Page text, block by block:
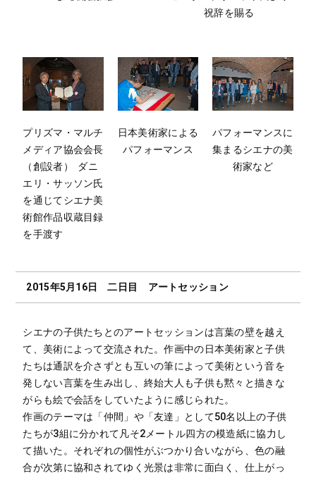
祝辞を賜る
プリズマ・マルチ
メディア協会会長
（創設者） ダニ
エリ・サッソン氏
を通じてシエナ美
術館作品収蔵目録
を手渡す
日本美術家による
パフォーマンス
パフォーマンスに
集まるシエナの美
術家など
2015年5月16日 二日目 アートセッション
シエナの子供たちとのアートセッションは言葉の壁を越え
て、美術によって交流された。作画中の日本美術家と子供
たちは通訳を介さずとも互いの筆によって美術という音を
発しない言葉を生み出し、終始大人も子供も黙々と描きな
がらも絵で会話をしていたように感じられた。
作画のテーマは「仲間」や「友達」として50名以上の子供
たちが3組に分かれて凡そ2メートル四方の模造紙に協力し
て描いた。それぞれの個性がぶつかり合いながら、色の融
合が次第に協和されてゆく光景は非常に面白く、仕上がっ